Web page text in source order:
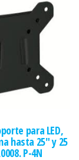
para LED,
hasta 25″ y 25
P-4N